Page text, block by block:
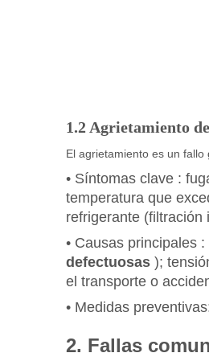
1.2 Agrietamiento
El agrietamiento es un
• Síntomas clave :
temperatura que
refrigerante (filtración
• Causas principales :
defectuosas );
el transporte o
• Medidas
2. Fallas